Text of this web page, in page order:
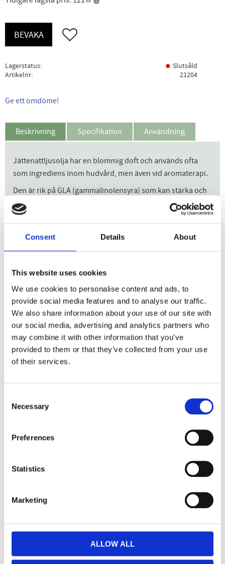
Consent Details About
This website uses cookies
We use cookies to personalise content and ads, to
provide social media features and to analyse our traffic.
We also share information about your use of our site with
our social media, advertising and analytics partners who
may combine it with other information that you’ve
provided to them or that they’ve collected from your use
of their services.
Selection
Necessary
Preferences
Statistics
Marketing
ALLOW ALL
KR
Lägg till i favoriter
BEVAKA
Lagerstatus
Slutsåld
Artikelnr
21204
Ge ett omdöme!
Beskrivning Specifikation Användning
Jättenattljusolja har en blommig doft och används ofta
som ingrediens inom hudvård, men även vid aromaterapi.
Den är rik på GLA (gammalinolensyra) som kan stärka och
lugna huden. Oljan är rik på omega-6 och passar bra för
torr och skadad hud.
Ekologisk och varsamt kallpressad och filtrerad
en mörk glasförpackning som släpper in minimalt med ljus
vilket säkerställer produktens hållbarhet och effekt.
GLA (gammalinolensyra) är en omega-6 fettsyra som bildas
av den essentiella fettsyran linolsyra. Det finns 2 essentiella
fettsyror: linolsyra (omega-6) och alfalinolensyra (omega-
3). Från dessa kan kroppen sedan förlänga dessa och bilda
andra viktiga fettsyror, exempelvis GLA.
Fettsyrorna i nattljusolja är också viktiga för vår hud. De
huden fukt och spänst, förebygger förlust av vätska och